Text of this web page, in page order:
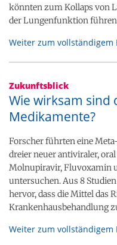
könnten zum Kollaps von
der Lungenfunktion
Weiter zum vollständigem
Zukunftsblick
Wie wirksam sind
Medikamente?
Forscher führten eine
dreier neuer antiviraler,
Molnupiravir, Fluvoxamin
untersuchen. Aus 8
hervor, dass die Mittel das
Krankenhausbehandlung
Weiter zum vollständigem